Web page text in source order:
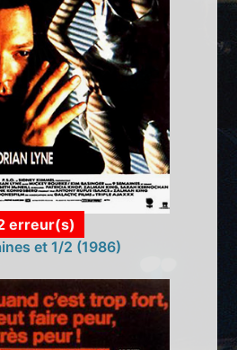
erreur(s)
et 1/2 (1986)